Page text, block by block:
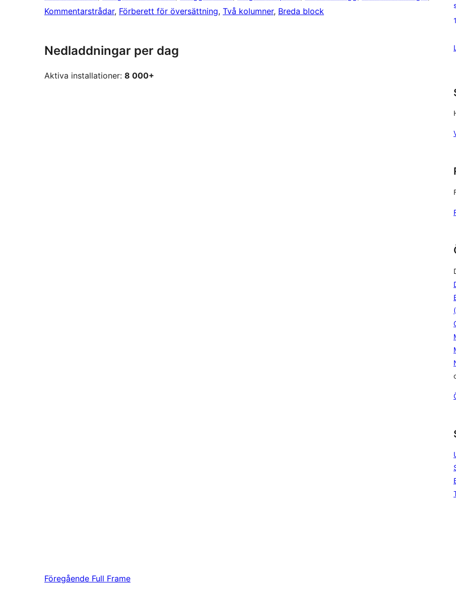
Kommentarstrådar, Förberett för översättning, Två kolumner, Breda block
Nedladdningar per dag
Aktiva installationer: 8 000+
2-
0
Föregående Full Frame